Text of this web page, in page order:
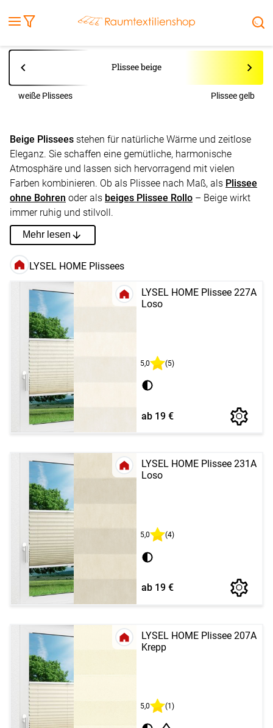
Außenrollo
Stoffe
Markise Sonnensegel
weiße Plissees
Plissee beige
Plissee gelb
Beige Plissees stehen für natürliche Wärme und zeitlose
Eleganz. Sie schaffen eine gemütliche, harmonische
Atmosphäre und lassen sich hervorragend mit vielen
Farben kombinieren. Ob als Plissee nach Maß, als Plissee
ohne Bohren oder als beiges Plissee Rollo – Beige wirkt
immer ruhig und stilvoll.
Mehr lesen
LYSEL HOME Plissees
LYSEL HOME Plissee 227A
Loso
5,0 (5)
ab 19 €
LYSEL HOME Plissee 231A
Loso
5,0 (4)
ab 19 €
LYSEL HOME Plissee 207A
Krepp
5,0 (1)